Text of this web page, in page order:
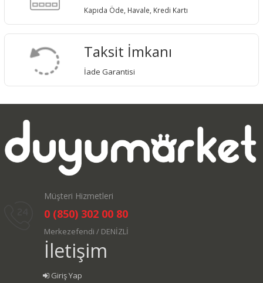
Kapıda Öde, Havale, Kredi Kartı
Taksit İmkanı
İade Garantisi
Müşteri Hizmetleri
0 (850) 302 00 80
Merkezefendi / DENİZLİ
İletişim
Giriş Yap